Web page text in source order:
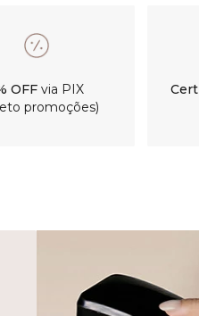
OFF via PIX
promoções)